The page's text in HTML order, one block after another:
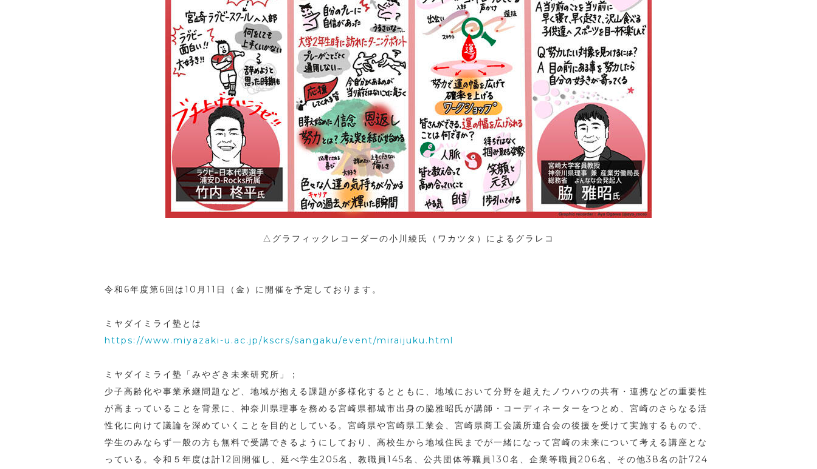
△グラフィックレコーダーの小川綾氏（ワカツタ）によるグラレコ
令和6年度第6回は10月11日（金）に開催を予定しております。
ミヤダイミライ塾とは
https://www.miyazaki-u.ac.jp/kscrs/sangaku/event/miraijuku.html
ミヤダイミライ塾「みやざき未来研究所」；
少子高齢化や事業承継問題など、地域が抱える課題が多様化するとともに、地域において分野を超えたノウハウの共有・連携などの重要性
が高まっていることを背景に、神奈川県理事を務める宮崎県都城市出身の脇雅昭氏が講師・コーディネーターをつとめ、宮崎のさらなる活
性化に向けて議論を深めていくことを目的としている。宮崎県や宮崎県工業会、宮崎県商工会議所連合会の後援を受けて実施するもので、
学生のみならず一般の方も無料で受講できるようにしており、高校生から地域住民までが一緒になって宮崎の未来について考える講座とな
っている。令和５年度は計12回開催し、延べ学生205名、教職員145名、公共団体等職員130名、企業等職員206名、その他38名の計724